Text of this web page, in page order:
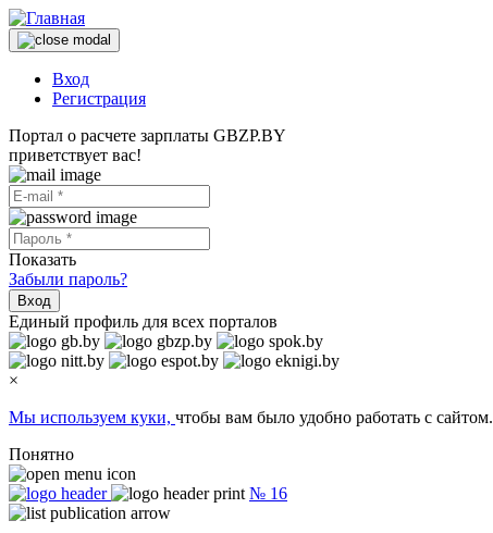
Вход
Регистрация
Портал о расчете зарплаты GBZP.BY
приветствует вас!
Показать
Забыли пароль?
Вход
Единый профиль для всех порталов
×
Мы используем куки, чтобы вам было удобно работать с сайтом.
Понятно
№ 16